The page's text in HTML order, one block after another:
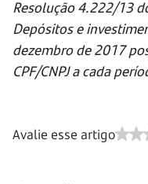
Resolução 4.222/13
Depósitos e
dezembro de 2017
CPF/CNPJ a cada
Avalie esse artigo